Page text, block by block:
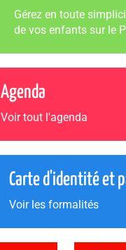
Gérez en toute
de vos enfants sur le
Agenda
Voir tout l'agenda
Carte d'identité et
Voir les formalités